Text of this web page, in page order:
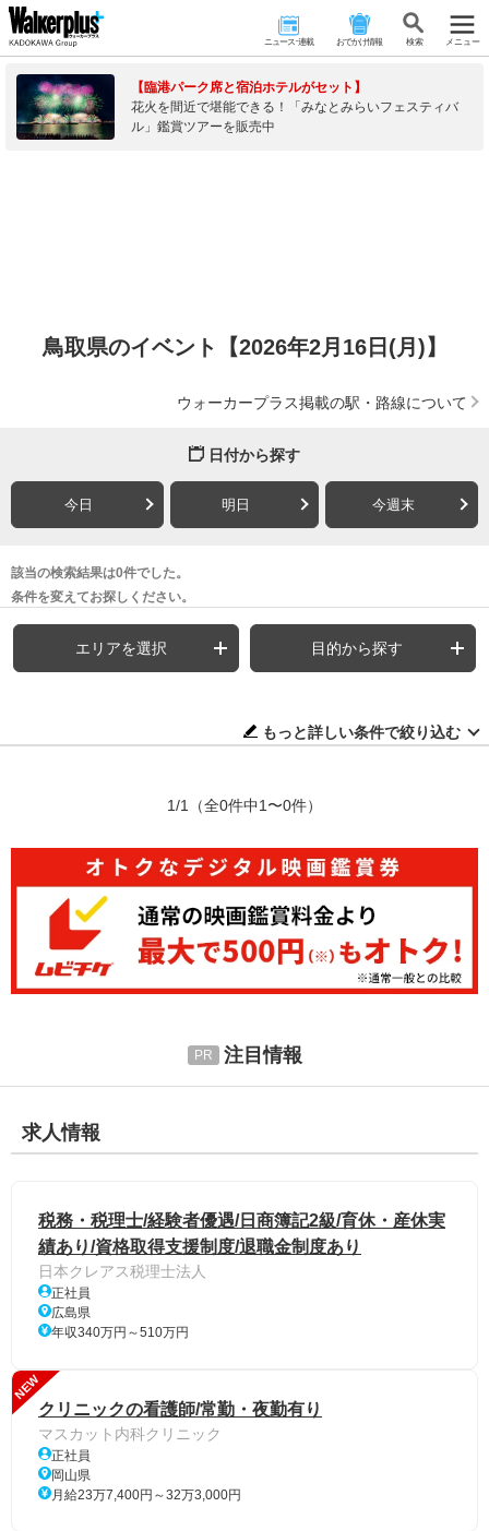
ニュース･連載 おでかけ情報 検 索 メニュー
【臨港パーク席と宿泊ホテルがセット】
花火を間近で堪能できる！「みなとみらいフェスティバ
ル」鑑賞ツアーを販売中
鳥取県のイベント【2026年2月16日(月)】
ウォーカープラス掲載の駅・路線について
日付から探す
今日 明日 今週末
該当の検索結果は0件でした。
条件を変えてお探しください。
エリアを選択 目的から探す
もっと詳しい条件で絞り込む
1/1 （全0件中1〜0件）
注目情報
求人情報
税務・税理士/経験者優遇/日商簿記2級/育休・産休実
績あり/資格取得支援制度/退職金制度あり
日本クレアス税理士法人
正社員
広島県
年収340万円～510万円
NEW
クリニックの看護師/常勤・夜勤有り
マスカット内科クリニック
正社員
岡山県
月給23万7,400円～32万3,000円